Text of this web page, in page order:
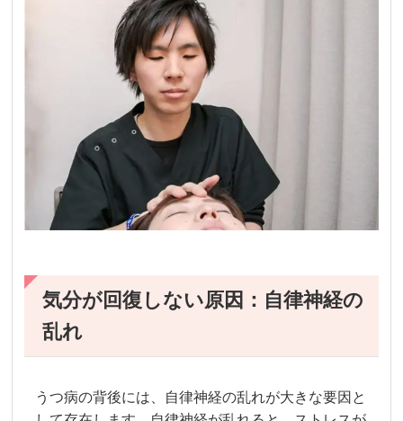
気分が回復しない原因：自律神経の
乱れ
うつ病の背後には、自律神経の乱れが大きな要因と